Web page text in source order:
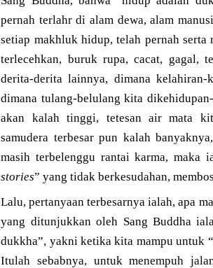
pernah terlahr di alam dewa, alam
setiap makhluk hidup, telah pernah
terlecehkan, buruk rupa, cacat, gagal,
derita-derita lainnya, dimana
dimana tulang-belulang kita
akan kalah tinggi, tetesan air mata
samudera terbesar pun kalah
masih terbelenggu rantai karma, maka
stories” yang tidak berkesudahan,
Lalu, pertanyaan terbesarnya ialah, apa
yang ditunjukkan oleh Sang Buddha
dukkha”, yakni ketika kita mampu untuk “
Itulah sebabnya, untuk menempuh